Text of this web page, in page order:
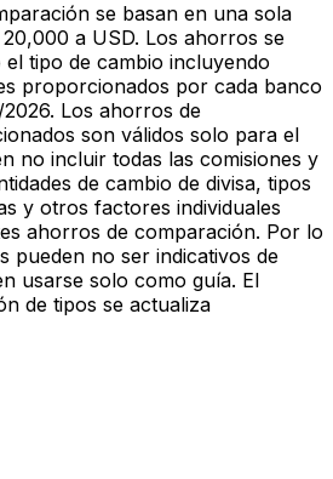
se basan en una sola
a USD. Los ahorros se
tipo de cambio incluyendo
proporcionados por cada banco
Los ahorros de
son válidos solo para el
no incluir todas las comisiones y
de cambio de divisa, tipos
y otros factores individuales
ahorros de comparación. Por lo
pueden no ser indicativos de
usarse solo como guía. El
de tipos se actualiza